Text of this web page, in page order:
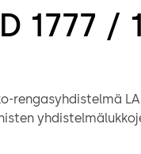
1777 /
rengasyhdistelmä LA